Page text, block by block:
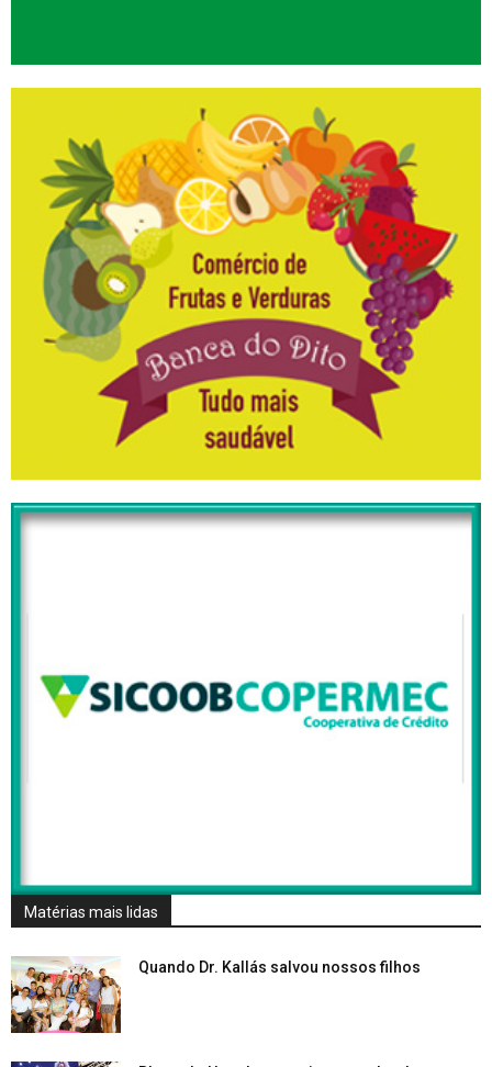
Matérias mais lidas
Quando Dr. Kallás salvou nossos filhos